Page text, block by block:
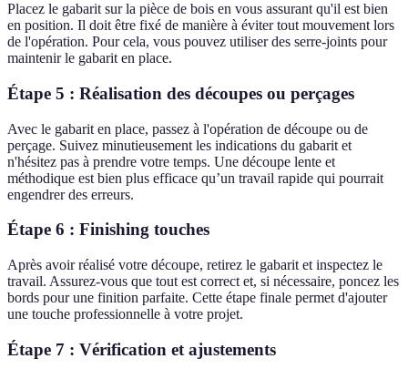
Placez le gabarit sur la pièce de bois en vous assurant qu'il est bien
en position. Il doit être fixé de manière à éviter tout mouvement lors
de l'opération. Pour cela, vous pouvez utiliser des serre-joints pour
maintenir le gabarit en place.
Étape 5 : Réalisation des découpes ou perçages
Avec le gabarit en place, passez à l'opération de découpe ou de
perçage. Suivez minutieusement les indications du gabarit et
n'hésitez pas à prendre votre temps. Une découpe lente et
méthodique est bien plus efficace qu’un travail rapide qui pourrait
engendrer des erreurs.
Étape 6 : Finishing touches
Après avoir réalisé votre découpe, retirez le gabarit et inspectez le
travail. Assurez-vous que tout est correct et, si nécessaire, poncez les
bords pour une finition parfaite. Cette étape finale permet d'ajouter
une touche professionnelle à votre projet.
Étape 7 : Vérification et ajustements